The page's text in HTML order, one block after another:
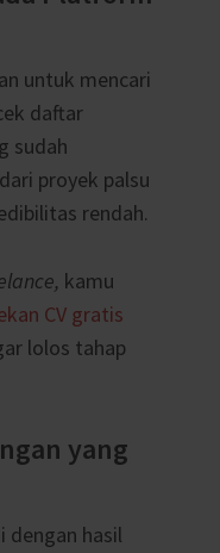
untuk mencari
daftar
sudah
proyek palsu
rendah.
kamu
CV gratis
lolos tahap
yang
dengan hasil